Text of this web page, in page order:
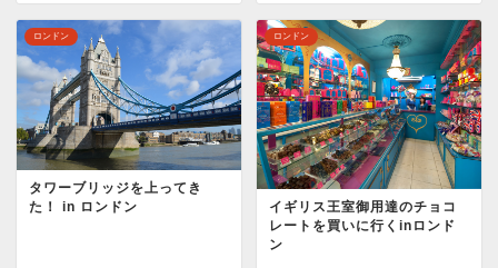
ロンドン
タワーブリッジを上ってき
た！ in ロンドン
ロンドン
イギリス王室御用達のチョコ
レートを買いに行くinロンド
ン